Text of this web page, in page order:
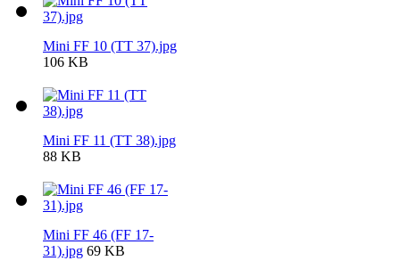
Mini FF 10 (TT 37).jpg
106 KB
Mini FF 11 (TT 38).jpg
88 KB
Mini FF 46 (FF 17-
31).jpg 69 KB